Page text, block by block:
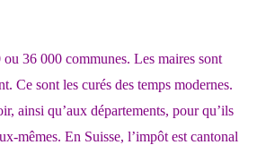
36 000 communes. Les maires sont
Ce sont les curés des temps modernes.
ainsi qu’aux départements, pour qu’ils
mêmes. En Suisse, l’impôt est cantonal